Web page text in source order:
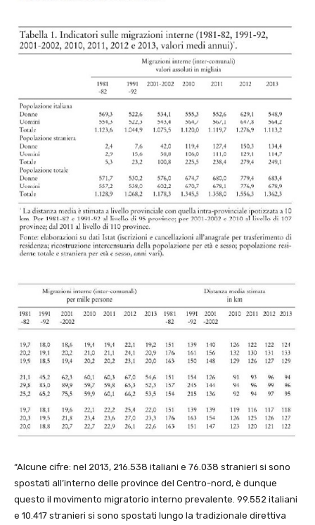
“Alcune cifre: nel 2013, 216.538 italiani e 76.038 stranieri si sono
spostati all’interno delle province del Centro-nord, è dunque
questo il movimento migratorio interno prevalente. 99.552 italiani
e 10.417 stranieri si sono spostati lungo la tradizionale direttiva